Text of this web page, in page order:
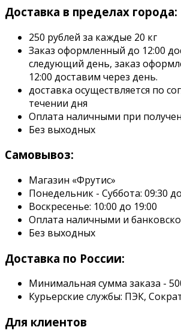
Доставка в пределах города:
250 рублей за каждые 20 кг
Заказ оформленный до 12:00
следующий день, заказ
12:00 доставим через день.
доставка осуществляется по
течении дня
Оплата наличными при
Без выходных
Самовывоз:
Магазин «Фрутис»
Понедельник - Суббота: 09:30
Воскресенье: 10:00 до 19:00
Оплата наличными и
Без выходных
Доставка по России:
Минимальная сумма заказа -
Курьерские службы: ПЭК,
Для клиентов